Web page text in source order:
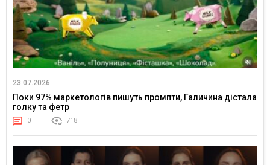
23.07.2026
Поки 97% маркетологів пишуть промпти, Галичина дістала
голку та фетр
0 718